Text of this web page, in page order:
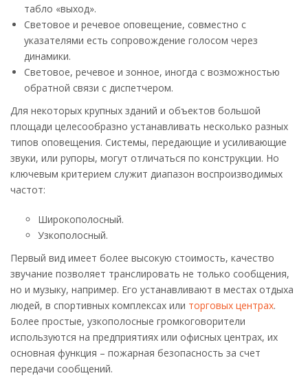
табло «выход».
Световое и речевое оповещение, совместно с
указателями есть сопровождение голосом через
динамики.
Световое, речевое и зонное, иногда с возможностью
обратной связи с диспетчером.
Для некоторых крупных зданий и объектов большой
площади целесообразно устанавливать несколько разных
типов оповещения. Системы, передающие и усиливающие
звуки, или рупоры, могут отличаться по конструкции. Но
ключевым критерием служит диапазон воспроизводимых
частот:
Широкополосный.
Узкополосный.
Первый вид имеет более высокую стоимость, качество
звучание позволяет транслировать не только сообщения,
но и музыку, например. Его устанавливают в местах отдыха
людей, в спортивных комплексах или торговых центрах.
Более простые, узкополосные громкоговорители
используются на предприятиях или офисных центрах, их
основная функция – пожарная безопасность за счет
передачи сообщений.